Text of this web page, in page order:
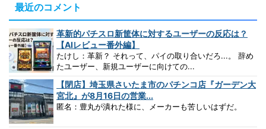
最近のコメント
革新的パチスロ新筐体に対するユーザーの反応は？
【AIレビュー番外編】
たけし：革新？ それって、パイの取り合いだろ...。 辞め
たユーザー、新規ユーザーに向けての...
【閉店】埼玉県さいたま市のパチンコ店『ガーデン大
宮北』が8月16日の営業...
匿名：豊丸が潰れた様に、メーカーも苦しいはずだ。